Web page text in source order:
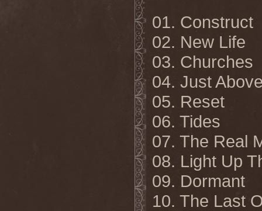
01. Construct
02. New Life
03. Churches
04. Just
05. Reset
06. Tides
07. The Real
08. Light Up
09. Dormant
10. The Last